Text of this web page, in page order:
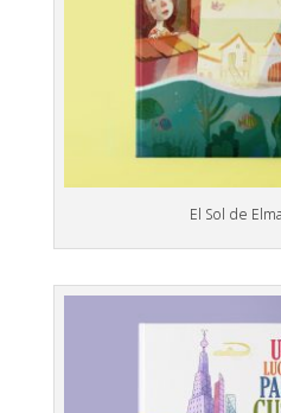
El Sol de Elma